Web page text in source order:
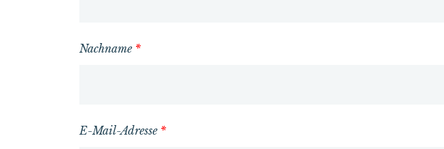
Nachname *
E-Mail-Adresse *